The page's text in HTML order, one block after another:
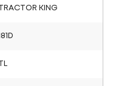
TRACTOR KING
181D